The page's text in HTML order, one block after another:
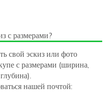
с размерами?
свой эскиз или фото
с размерами (ширина,
нашей почтой: